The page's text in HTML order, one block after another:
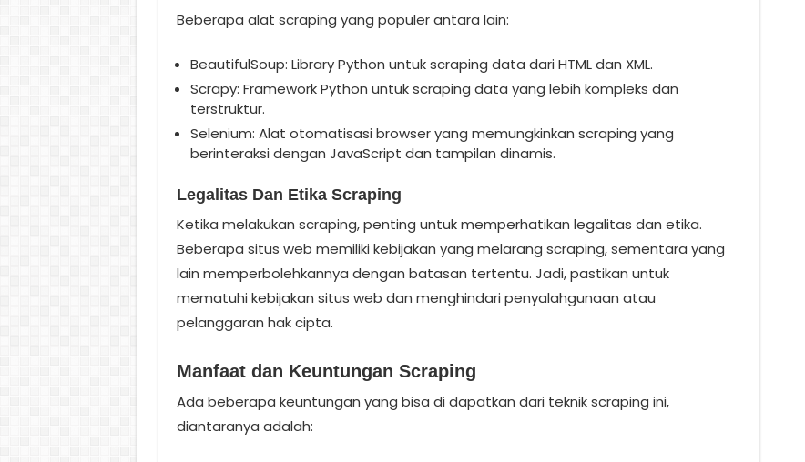
Beberapa alat scraping yang populer antara lain:
BeautifulSoup: Library Python untuk scraping data dari HTML dan XML.
Scrapy: Framework Python untuk scraping data yang lebih kompleks dan
terstruktur.
Selenium: Alat otomatisasi browser yang memungkinkan scraping yang
berinteraksi dengan JavaScript dan tampilan dinamis.
Legalitas Dan Etika Scraping
Ketika melakukan scraping, penting untuk memperhatikan legalitas dan etika.
Beberapa situs web memiliki kebijakan yang melarang scraping, sementara yang
lain memperbolehkannya dengan batasan tertentu. Jadi, pastikan untuk
mematuhi kebijakan situs web dan menghindari penyalahgunaan atau
pelanggaran hak cipta.
Manfaat dan Keuntungan Scraping
Ada beberapa keuntungan yang bisa di dapatkan dari teknik scraping ini,
diantaranya adalah: